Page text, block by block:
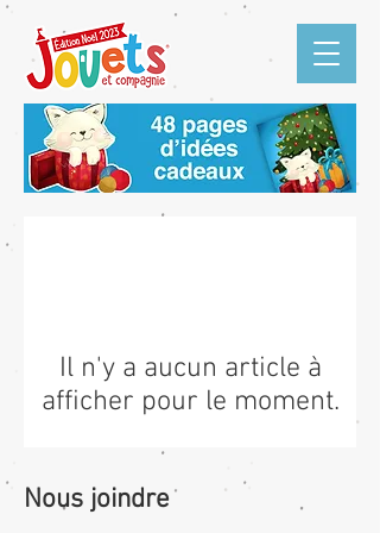
Il n'y a aucun article à
afficher pour le moment.
Nous joindre